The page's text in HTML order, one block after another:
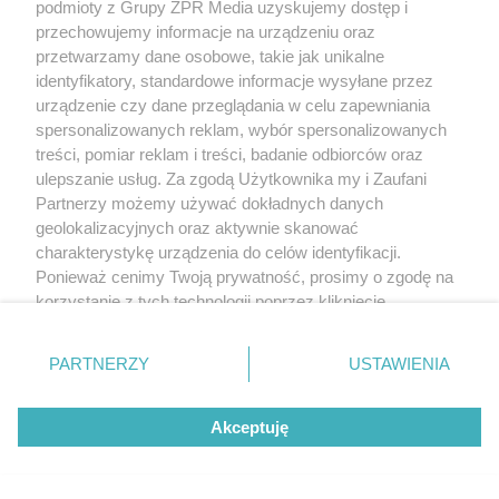
ćwierćfinale
Korona Kielce remisuje z
Legią. Trener z dużym
niedosytem
podmioty z Grupy ZPR Media uzyskujemy dostęp i
przechowujemy informacje na urządzeniu oraz
przetwarzamy dane osobowe, takie jak unikalne
identyfikatory, standardowe informacje wysyłane przez
urządzenie czy dane przeglądania w celu zapewniania
spersonalizowanych reklam, wybór spersonalizowanych
treści, pomiar reklam i treści, badanie odbiorców oraz
ulepszanie usług. Za zgodą Użytkownika my i Zaufani
Partnerzy możemy używać dokładnych danych
geolokalizacyjnych oraz aktywnie skanować
charakterystykę urządzenia do celów identyfikacji.
Ponieważ cenimy Twoją prywatność, prosimy o zgodę na
korzystanie z tych technologii poprzez kliknięcie
zmienić/wycofać klikając przycisk ustawień prywatności
znajdujący się w lewym dolnym rogu strony
rodzaje przetwarzania danych nie wymagają zgody
użytkownika, ale masz prawo sprzeciwić się takiemu
przetwarzaniu. Preferencje będą miały zastosowanie tylko
PARTNERZY USTAWIENIA
Akceptuję